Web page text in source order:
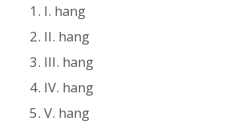
I. hang
II. hang
III. hang
IV. hang
V. hang